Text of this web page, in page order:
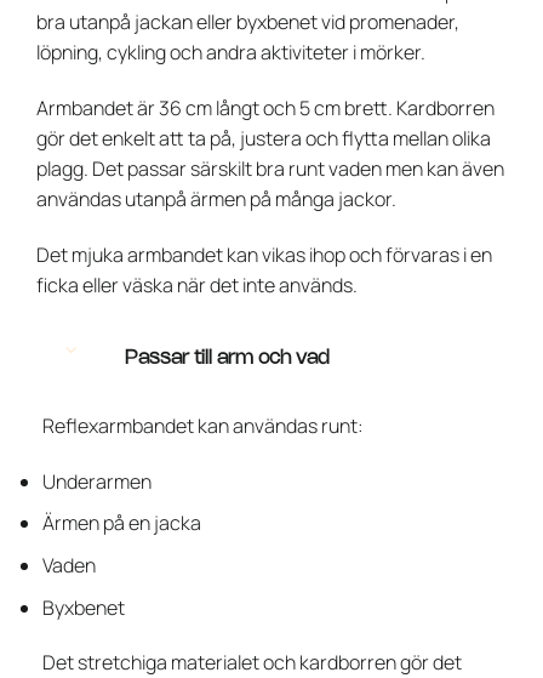
bra utanpå jackan eller byxbenet vid promenader,
löpning, cykling och andra aktiviteter i mörker.
Armbandet är 36 cm långt och 5 cm brett. Kardborren
gör det enkelt att ta på, justera och flytta mellan olika
plagg. Det passar särskilt bra runt vaden men kan även
användas utanpå ärmen på många jackor.
Det mjuka armbandet kan vikas ihop och förvaras i en
ficka eller väska när det inte används.
Passar till arm och vad
Reflexarmbandet kan användas runt:
Underarmen
Ärmen på en jacka
Vaden
Byxbenet
Det stretchiga materialet och kardborren gör det